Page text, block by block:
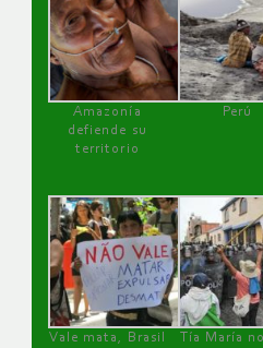
Amazonía
defiende su
territorio
Perú
Vale mata, Brasil
Tía María